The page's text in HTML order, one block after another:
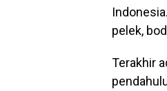
pelek,
Terakhir